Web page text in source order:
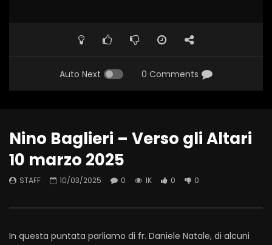
Auto Next 0 Comments
Nino Baglieri – Verso gli Altari
10 marzo 2025
STAFF 10/03/2025 0 1K 0 0
In questa puntata parliamo di fr. Daniele Natale, di alcuni